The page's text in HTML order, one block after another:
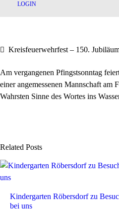
LOGIN
Kreisfeuerwehrfest – 150.
Am vergangenen Pfingstsonntag
einer angemessenen Mannschaft am
Wahrsten Sinne des Wortes ins
Related Posts
Kindergarten Röbersdorf zu
bei uns